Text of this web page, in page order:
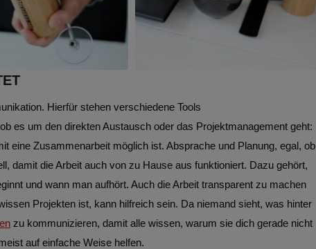
Hierfür stehen verschiedene Tools
es um den direkten Austausch oder das Projektmanagement geht:
eine Zusammenarbeit möglich ist. Absprache und Planung, egal, ob
damit die Arbeit auch von zu Hause aus funktioniert. Dazu gehört,
und wann man aufhört. Auch die Arbeit transparent zu machen
Projekten ist, kann hilfreich sein. Da niemand sieht, was hinter
zu kommunizieren, damit alle wissen, warum sie dich gerade nicht
auf einfache Weise helfen.